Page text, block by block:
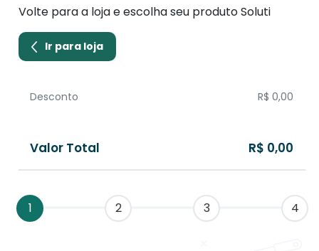
Volte para a loja e escolha seu produto Soluti
Ir para loja
Desconto R$ 0,00
Valor Total R$ 0,00
1 2 3 4